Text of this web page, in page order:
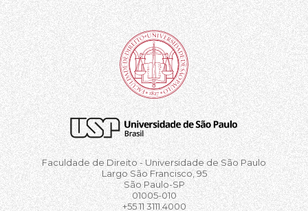
Faculdade de Direito - Universidade de São Paulo
Largo São Francisco, 95
São Paulo-SP
01005-010
+55 11 3111.4000